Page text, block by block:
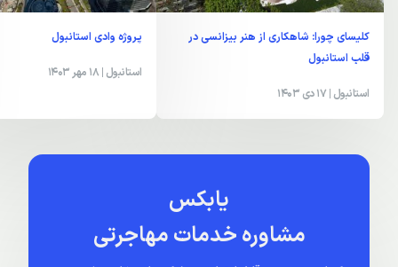
کلیسای چورا: شاهکاری از هنر بیزانسی در
قلب استانبول
استانبول | 17 دی 1403
پروژه وادی استانبول
استانبول | 18 مهر 1403
یابکس
مشاوره خدمات مهاجرتی